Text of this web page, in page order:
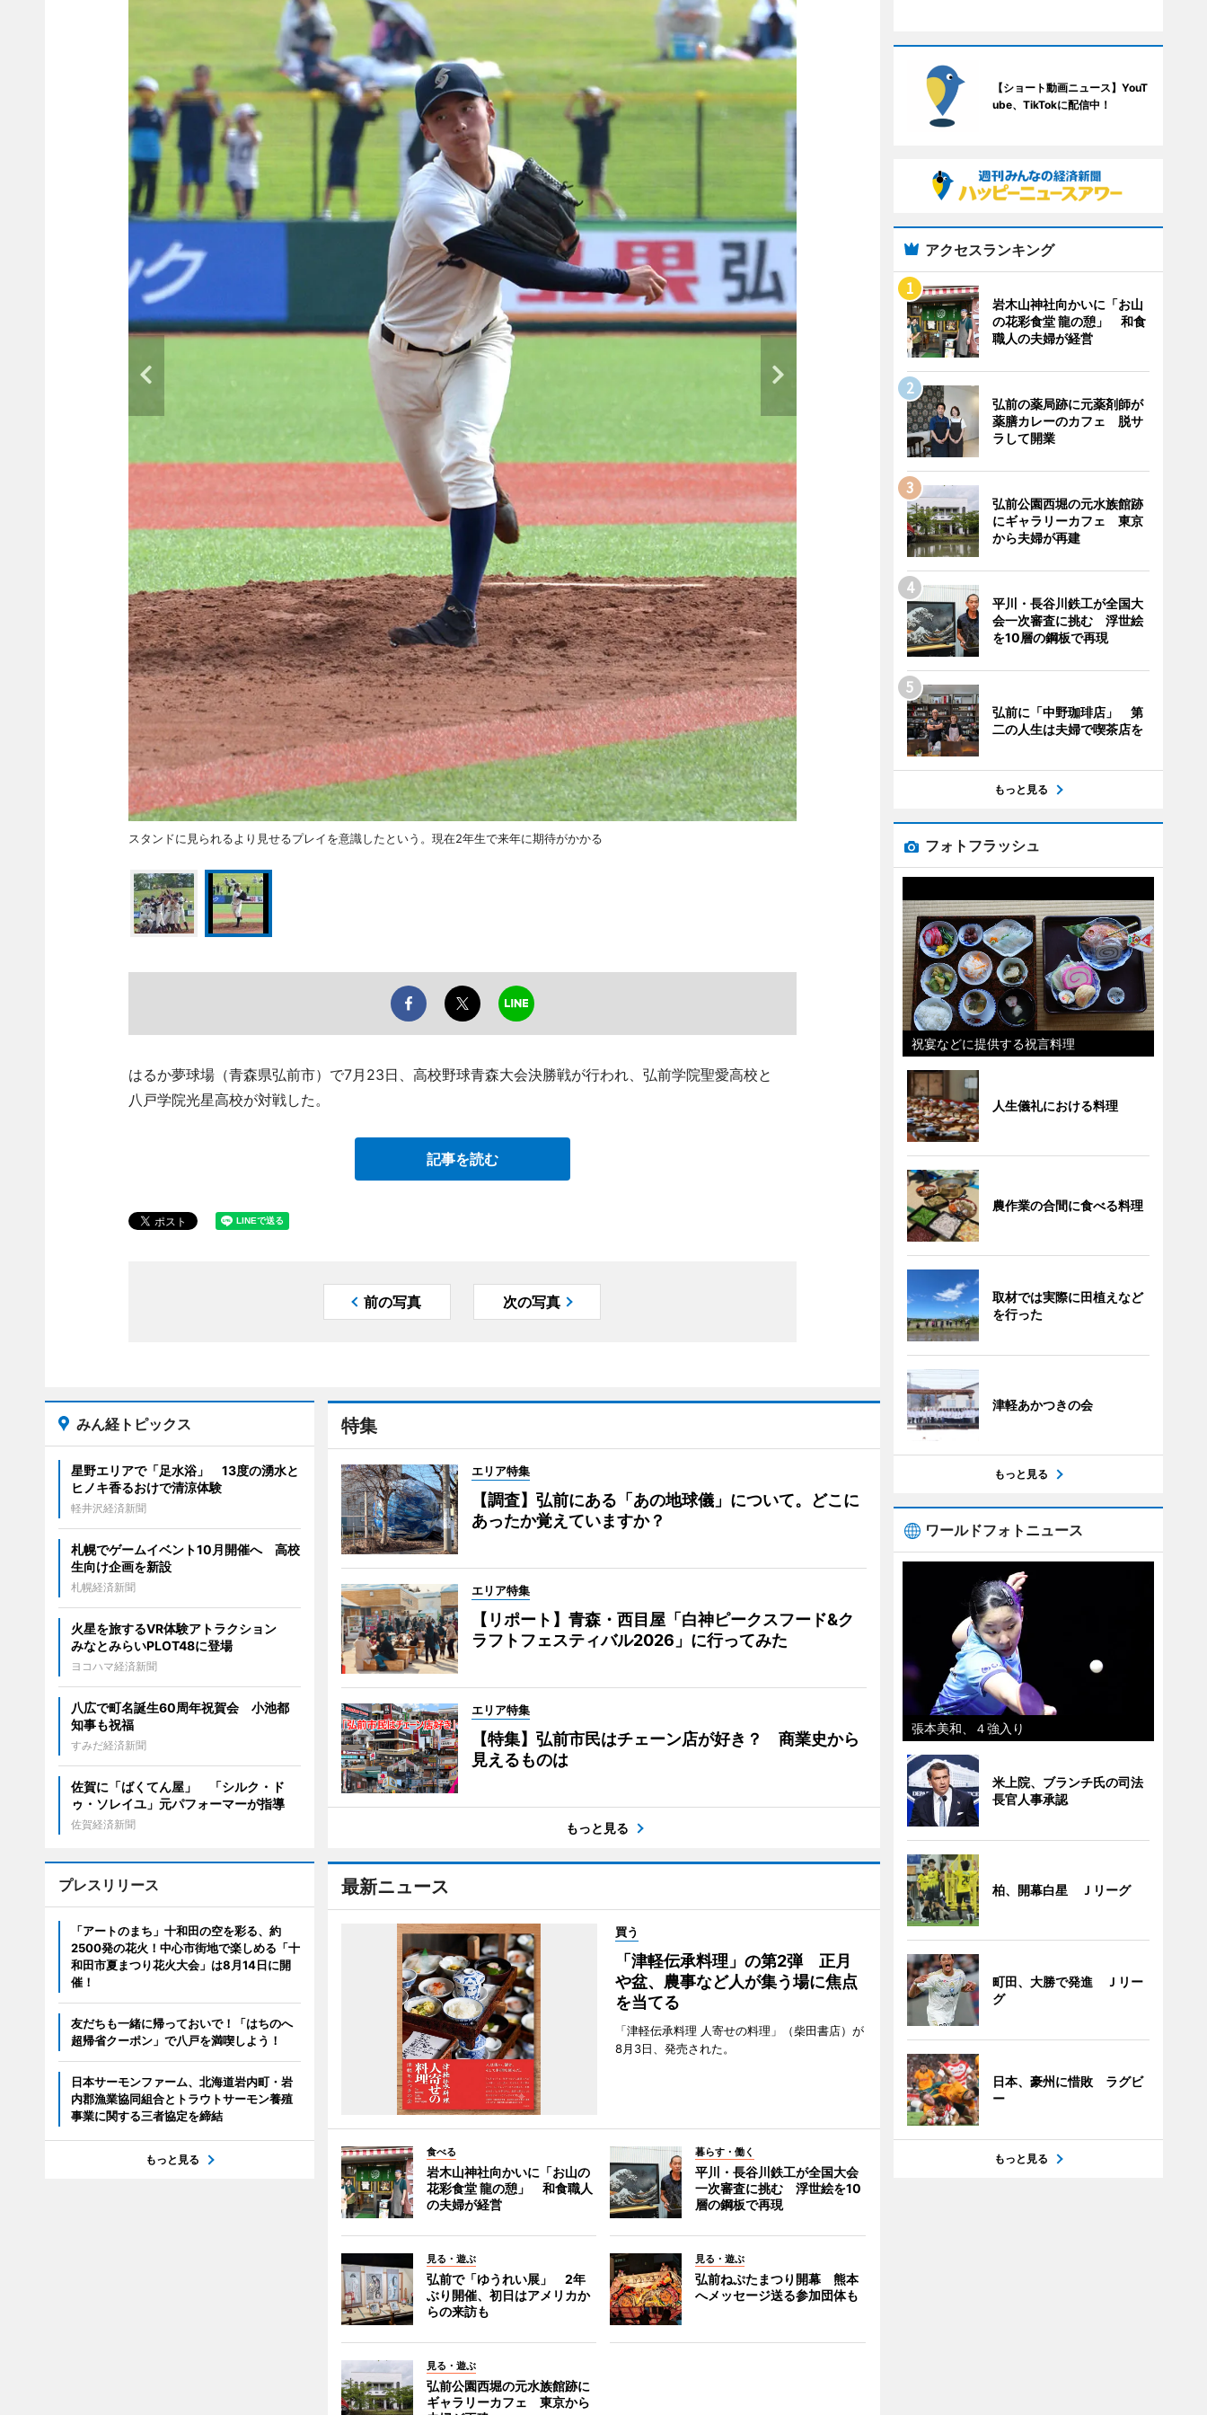
スタンドに見られるより見せるプレイを意識したという。現在2年生で来年に期待がかかる
はるか夢球場（青森県弘前市）で7月23日、高校野球青森大会決勝戦が行われ、弘前学院聖愛高校と
八戸学院光星高校が対戦した。
記事を読む
前の写真 次の写真
特集
エリア特集
【調査】弘前にある「あの地球儀」について。どこに
あったか覚えていますか？
エリア特集
【リポート】青森・西目屋「白神ピークスフード&ク
ラフトフェスティバル2026」に行ってみた
エリア特集
【特集】弘前市民はチェーン店が好き？ 商業史から
見えるものは
もっと見る
最新ニュース
買う
「津軽伝承料理」の第2弾 正月
や盆、農事など人が集う場に焦点
を当てる
「津軽伝承料理 人寄せの料理」（柴田書店）が
8月3日、発売された。
食べる
岩木山神社向かいに「お山の
花彩食堂 龍の憩」 和食職人
の夫婦が経営
暮らす・働く
平川・長谷川鉄工が全国大会
一次審査に挑む 浮世絵を10
層の鋼板で再現
見る・遊ぶ
弘前で「ゆうれい展」 2年
ぶり開催、初日はアメリカか
らの来訪も
見る・遊ぶ
弘前ねぷたまつり開幕 熊本
へメッセージ送る参加団体も
見る・遊ぶ
弘前公園西堀の元水族館跡に
ギャラリーカフェ 東京から
みん経トピックス
星野エリアで「足水浴」 13度の湧水と
ヒノキ香るおけで清涼体験
軽井沢経済新聞
札幌でゲームイベント10月開催へ 高校
生向け企画を新設
札幌経済新聞
火星を旅するVR体験アトラクション
みなとみらいPLOT48に登場
ヨコハマ経済新聞
八広で町名誕生60周年祝賀会 小池都
知事も祝福
すみだ経済新聞
佐賀に「ばくてん屋」 「シルク・ド
ゥ・ソレイユ」元パフォーマーが指導
佐賀経済新聞
プレスリリース
「アートのまち」十和田の空を彩る、約
2500発の花火！中心市街地で楽しめる「十
和田市夏まつり花火大会」は8月14日に開
催！
友だちも一緒に帰っておいで！「はちのへ
超帰省クーポン」で八戸を満喫しよう！
日本サーモンファーム、北海道岩内町・岩
内郡漁業協同組合とトラウトサーモン養殖
事業に関する三者協定を締結
もっと見る
【ショート動画ニュース】YouT
ube、TikTokに配信中！
アクセスランキング
岩木山神社向かいに「お山
の花彩食堂 龍の憩」 和食
職人の夫婦が経営
弘前の薬局跡に元薬剤師が
薬膳カレーのカフェ 脱サ
ラして開業
弘前公園西堀の元水族館跡
にギャラリーカフェ 東京
から夫婦が再建
平川・長谷川鉄工が全国大
会一次審査に挑む 浮世絵
を10層の鋼板で再現
弘前に「中野珈琲店」 第
二の人生は夫婦で喫茶店を
もっと見る
フォトフラッシュ
祝宴などに提供する祝言料理
人生儀礼における料理
農作業の合間に食べる料理
取材では実際に田植えなど
を行った
津軽あかつきの会
もっと見る
ワールドフォトニュース
張本美和、４強入り
米上院、ブランチ氏の司法
長官人事承認
柏、開幕白星 Ｊリーグ
町田、大勝で発進 Ｊリー
グ
日本、豪州に惜敗 ラグビ
ー
もっと見る